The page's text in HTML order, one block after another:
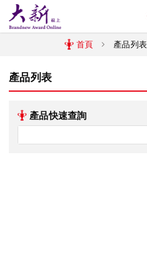
首頁 產品列表
產品列表
產品快速查詢